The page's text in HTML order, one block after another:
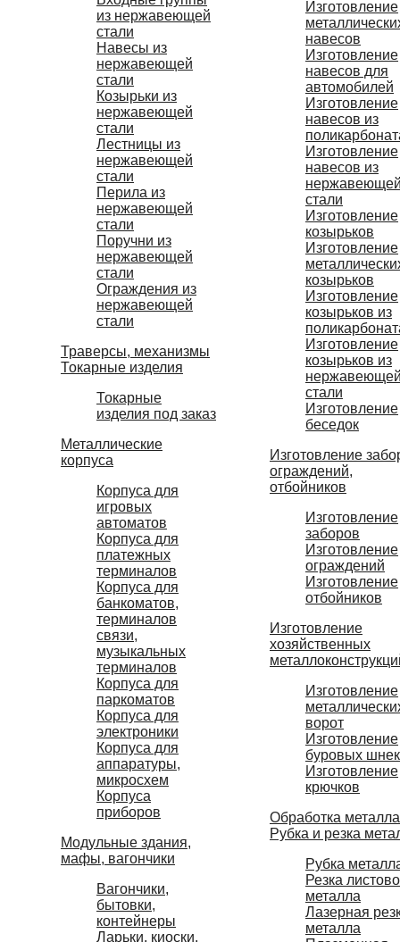
из нержавеющей
стали
Навесы из
нержавеющей
стали
Козырьки из
нержавеющей
стали
Лестницы из
нержавеющей
стали
Перила из
нержавеющей
стали
Поручни из
нержавеющей
стали
Ограждения из
нержавеющей
стали
Траверсы, механизмы
Токарные изделия
Токарные
изделия под заказ
Металлические
корпуса
Корпуса для
игровых
автоматов
Корпуса для
платежных
терминалов
Корпуса для
банкоматов,
терминалов
связи,
музыкальных
терминалов
Корпуса для
паркоматов
Корпуса для
электроники
Корпуса для
аппаратуры,
микросхем
Корпуса
приборов
Модульные здания,
мафы, вагончики
Вагончики,
бытовки,
контейнеры
Ларьки, киоски,
Изготовление
навесов
Изготовление
навесов для
автомобилей
Изготовление
навесов из
Изготовление
навесов из
стали
Изготовление
козырьков
Изготовление
козырьков
Изготовление
козырьков из
Изготовление
козырьков из
стали
Изготовление
беседок
Изготовление
ограждений,
отбойников
Изготовление
заборов
Изготовление
ограждений
Изготовление
отбойников
Изготовление
хозяйственных
Изготовление
ворот
Изготовление
буровых
Изготовление
крючков
Обработка металла
Рубка и резка
Рубка
Резка
металла
Лазерная
металла